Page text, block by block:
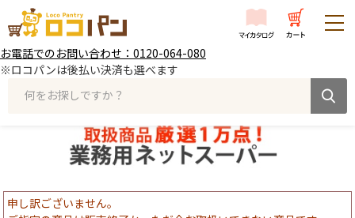
お電話でのお問い合わせ：0120-064-080
※ロコパンは後払い決済も選べます
何をお探しですか？
申し訳ございません。